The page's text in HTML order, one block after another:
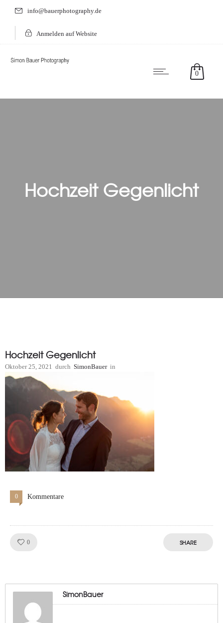
info@bauerphotography.de
Anmelden auf Website
0
Hochzeit Gegenlicht
Hochzeit Gegenlicht
Oktober 25, 2021 durch SimonBauer in
0 Kommentare
0 SHARE
SimonBauer